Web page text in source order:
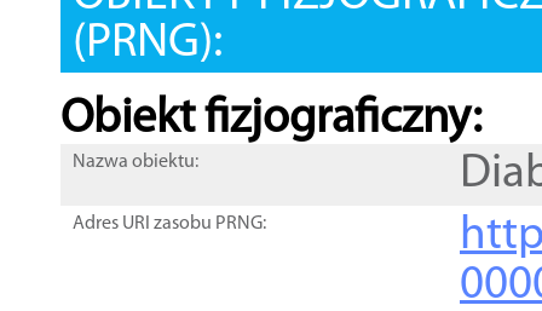
(PRNG):
Obiekt fizjograficzny:
Nazwa obiektu:
Adres URI zasobu PRNG: